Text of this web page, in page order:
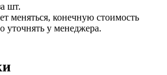
шт.
меняться, конечную стоимость
уточнять у менеджера.